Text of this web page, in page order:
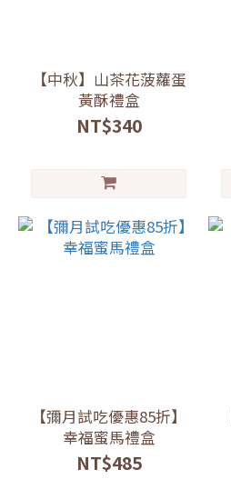
【中秋】山茶花菠蘿蛋
黃酥禮盒
NT$340
【彌月試吃優惠85折】
幸福蜜馬禮盒
NT$485